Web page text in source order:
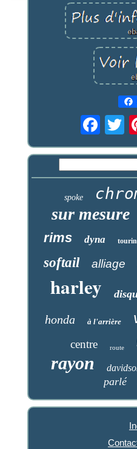
spoke
sur mesure
rims dyna
softail alliage
harley
honda à l'arrière
centre route
rayon
parlé